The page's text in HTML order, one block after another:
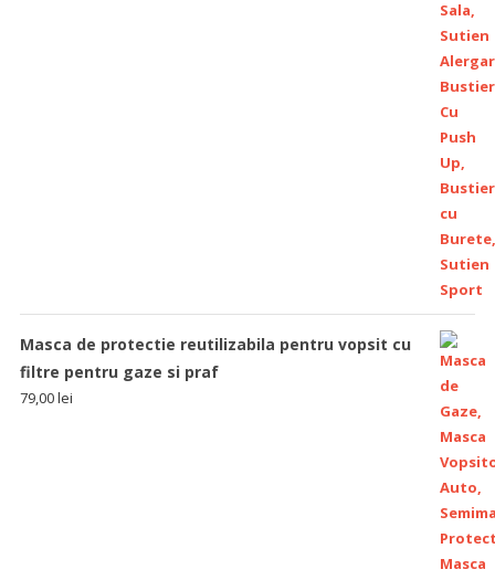
Masca de protectie reutilizabila pentru vopsit cu
filtre pentru gaze si praf
79,00lei